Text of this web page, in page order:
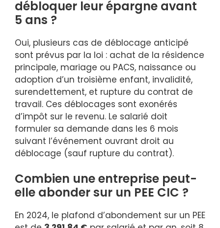
débloquer leur épargne avant
5 ans ?
Oui, plusieurs cas de déblocage anticipé
sont prévus par la loi : achat de la résidence
principale, mariage ou PACS, naissance ou
adoption d’un troisième enfant, invalidité,
surendettement, et rupture du contrat de
travail. Ces déblocages sont exonérés
d’impôt sur le revenu. Le salarié doit
formuler sa demande dans les 6 mois
suivant l’événement ouvrant droit au
déblocage (sauf rupture du contrat).
Combien une entreprise peut-
elle abonder sur un PEE CIC ?
En 2024, le plafond d’abondement sur un PEE